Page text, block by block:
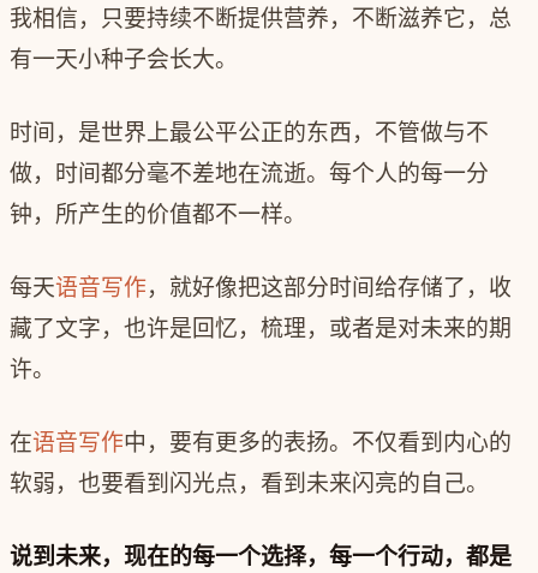
我相信，只要持续不断提供营养，不断滋养它，总
有一天小种子会长大。
时间，是世界上最公平公正的东西，不管做与不
做，时间都分毫不差地在流逝。每个人的每一分
钟，所产生的价值都不一样。
每天语音写作，就好像把这部分时间给存储了，收
藏了文字，也许是回忆，梳理，或者是对未来的期
许。
在语音写作中，要有更多的表扬。不仅看到内心的
软弱，也要看到闪光点，看到未来闪亮的自己。
说到未来，现在的每一个选择，每一个行动，都是